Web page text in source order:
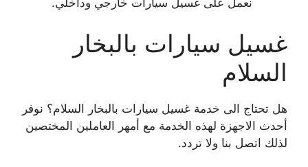
غسيل سيارات بالبخار
السلام
هل تحتاج الى خدمة غسيل سيارات بالبخار السلام؟ نوفر
أحدث الاجهزة لهذه الخدمة مع أمهر العاملين المختصين
لذلك اتصل بنا ولا تردد.